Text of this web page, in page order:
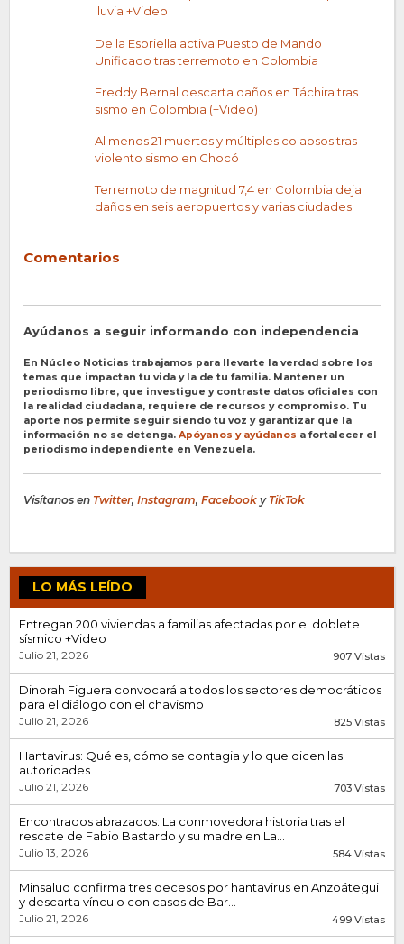
lluvia +Video
De la Espriella activa Puesto de Mando
Unificado tras terremoto en Colombia
Freddy Bernal descarta daños en Táchira tras
sismo en Colombia (+Video)
Al menos 21 muertos y múltiples colapsos tras
violento sismo en Chocó
Terremoto de magnitud 7,4 en Colombia deja
daños en seis aeropuertos y varias ciudades
Comentarios
Ayúdanos a seguir informando con independencia
En Núcleo Noticias trabajamos para llevarte la verdad sobre los
temas que impactan tu vida y la de tu familia. Mantener un
periodismo libre, que investigue y contraste datos oficiales con
la realidad ciudadana, requiere de recursos y compromiso. Tu
aporte nos permite seguir siendo tu voz y garantizar que la
información no se detenga. Apóyanos y ayúdanos a fortalecer el
periodismo independiente en Venezuela.
Visítanos en Twitter, Instagram, Facebook y TikTok
LO MÁS LEÍDO
Entregan 200 viviendas a familias afectadas por el doblete
sísmico +Video
Julio 21, 2026 907 Vistas
Dinorah Figuera convocará a todos los sectores democráticos
para el diálogo con el chavismo
Julio 21, 2026 825 Vistas
Hantavirus: Qué es, cómo se contagia y lo que dicen las
autoridades
Julio 21, 2026 703 Vistas
Encontrados abrazados: La conmovedora historia tras el
rescate de Fabio Bastardo y su madre en La...
Julio 13, 2026 584 Vistas
Minsalud confirma tres decesos por hantavirus en Anzoátegui
y descarta vínculo con casos de Bar...
Julio 21, 2026 499 Vistas